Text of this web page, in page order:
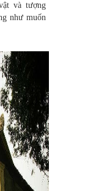
và tượng
như muốn